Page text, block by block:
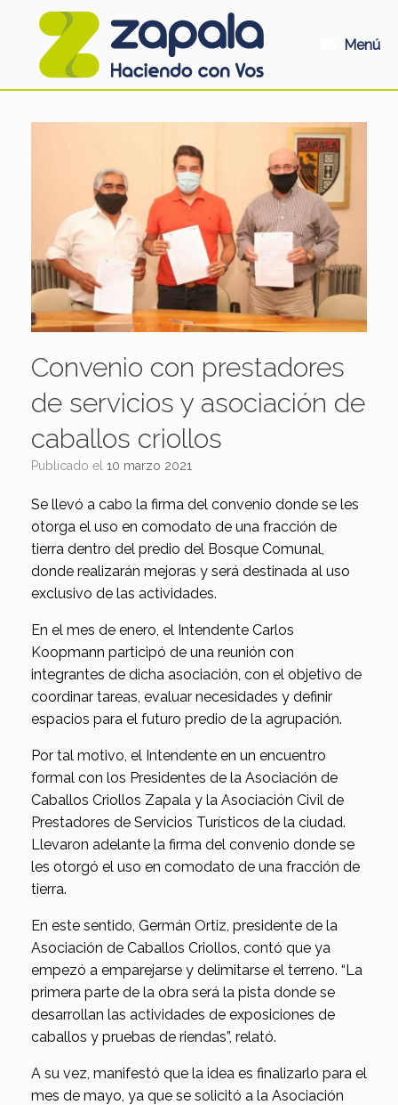
Menú
Convenio con prestadores
de servicios y asociación de
caballos criollos
Publicado el 10 marzo 2021
Se llevó a cabo la firma del convenio donde se les
otorga el uso en comodato de una fracción de
tierra dentro del predio del Bosque Comunal,
donde realizarán mejoras y será destinada al uso
exclusivo de las actividades.
En el mes de enero, el Intendente Carlos
Koopmann participó de una reunión con
integrantes de dicha asociación, con el objetivo de
coordinar tareas, evaluar necesidades y definir
espacios para el futuro predio de la agrupación.
Por tal motivo, el Intendente en un encuentro
formal con los Presidentes de la Asociación de
Caballos Criollos Zapala y la Asociación Civil de
Prestadores de Servicios Turísticos de la ciudad.
Llevaron adelante la firma del convenio donde se
les otorgó el uso en comodato de una fracción de
tierra.
En este sentido, Germán Ortiz, presidente de la
Asociación de Caballos Criollos, contó que ya
empezó a emparejarse y delimitarse el terreno. “La
primera parte de la obra será la pista donde se
desarrollan las actividades de exposiciones de
caballos y pruebas de riendas”, relató.
A su vez, manifestó que la idea es finalizarlo para el
mes de mayo, ya que se solicitó a la Asociación